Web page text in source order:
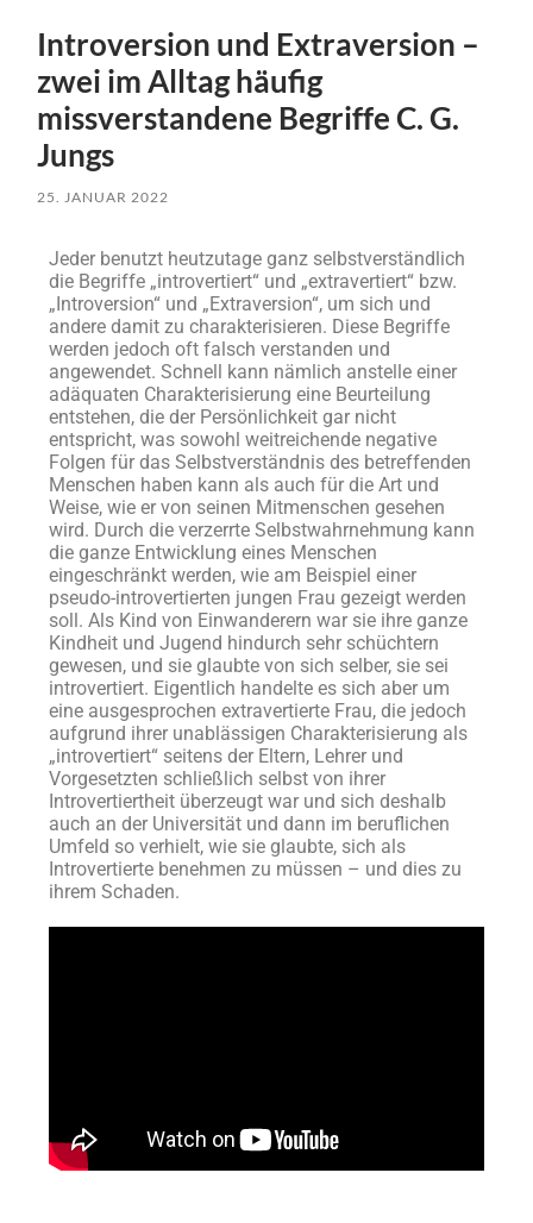
Introversion und Extraversion –
zwei im Alltag häufig
missverstandene Begriffe C. G.
Jungs
25. JANUAR 2022
Jeder benutzt heutzutage ganz selbstverständlich
die Begriffe „introvertiert“ und „extravertiert“ bzw.
„Introversion“ und „Extraversion“, um sich und
andere damit zu charakterisieren. Diese Begriffe
werden jedoch oft falsch verstanden und
angewendet. Schnell kann nämlich anstelle einer
adäquaten Charakterisierung eine Beurteilung
entstehen, die der Persönlichkeit gar nicht
entspricht, was sowohl weitreichende negative
Folgen für das Selbstverständnis des betreffenden
Menschen haben kann als auch für die Art und
Weise, wie er von seinen Mitmenschen gesehen
wird. Durch die verzerrte Selbstwahrnehmung kann
die ganze Entwicklung eines Menschen
eingeschränkt werden, wie am Beispiel einer
pseudo-introvertierten jungen Frau gezeigt werden
soll. Als Kind von Einwanderern war sie ihre ganze
Kindheit und Jugend hindurch sehr schüchtern
gewesen, und sie glaubte von sich selber, sie sei
introvertiert. Eigentlich handelte es sich aber um
eine ausgesprochen extravertierte Frau, die jedoch
aufgrund ihrer unablässigen Charakterisierung als
„introvertiert“ seitens der Eltern, Lehrer und
Vorgesetzten schließlich selbst von ihrer
Introvertiertheit überzeugt war und sich deshalb
auch an der Universität und dann im beruflichen
Umfeld so verhielt, wie sie glaubte, sich als
Introvertierte benehmen zu müssen – und dies zu
ihrem Schaden.